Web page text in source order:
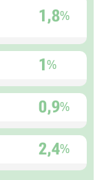
1,8%
1%
0,9%
2,4%